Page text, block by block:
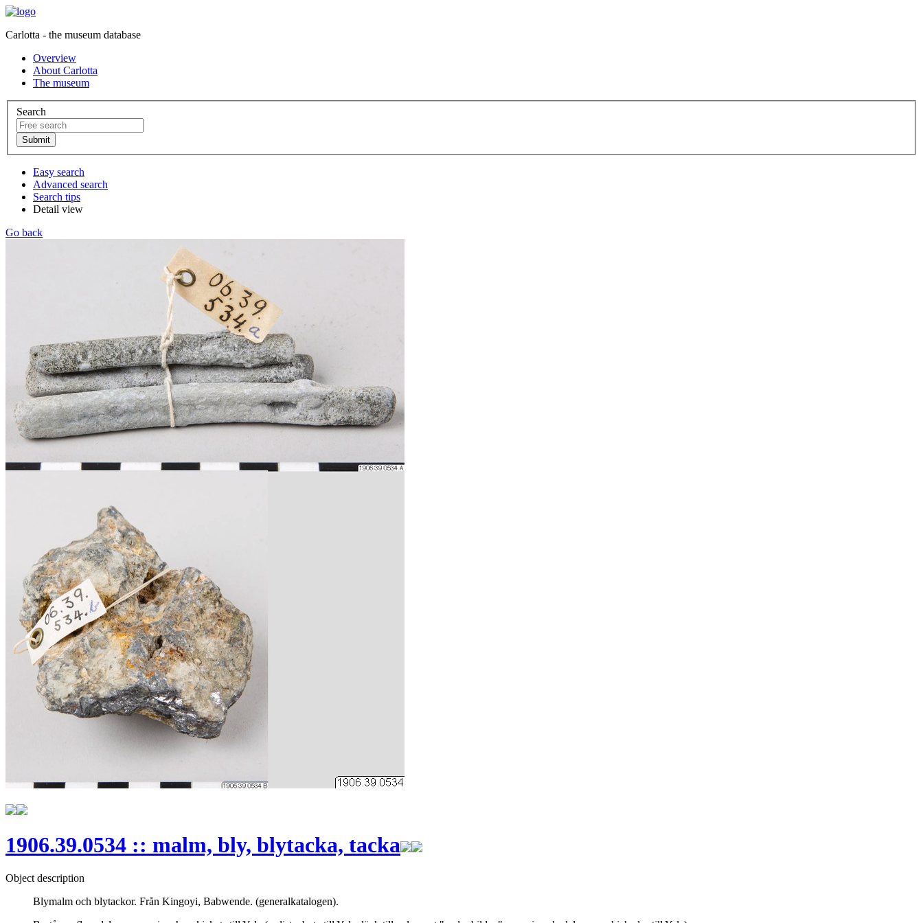
Carlotta - the museum database
Overview
About Carlotta
The museum
Search
Easy search
Advanced search
Search tips
Detail view
Go back
1906.39.0534 :: malm, bly, blytacka, tacka
Object description
Blymalm och blytackor. Från Kingoyi, Babwende. (generalkatalogen).